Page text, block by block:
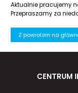
Aktualnie pracujemy
Przepraszamy za
Z powrotem na
CENTRUM